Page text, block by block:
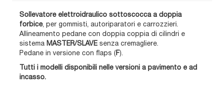
Sollevatore elettroidraulico sottoscocca a doppia
forbice, per gommisti, autoriparatori e carrozzieri.
Allineamento pedane con doppia coppia di cilindri e
sistema MASTER/SLAVEsenza cremagliere.
Pedane in versione con flaps (F).
Tutti i modelli disponibili nelle versioni a pavimento e ad
incasso.